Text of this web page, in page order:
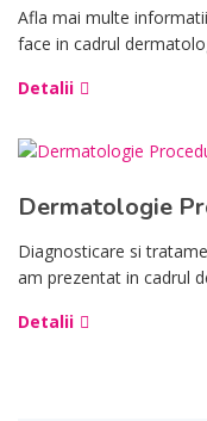
Afla mai multe
face in cadrul
Detalii
Dermatologie
Diagnosticare si
am prezentat in cadrul
Detalii